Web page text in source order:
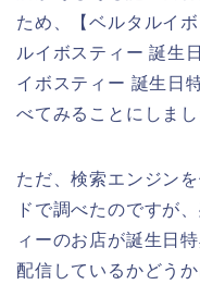
ため、【ベルタルイ
ルイボスティー 誕生
イボスティー 誕生日
べてみることにしまし
ただ、検索エンジン
ドで調べたのですが
ィーのお店が誕生日
配信しているかどう